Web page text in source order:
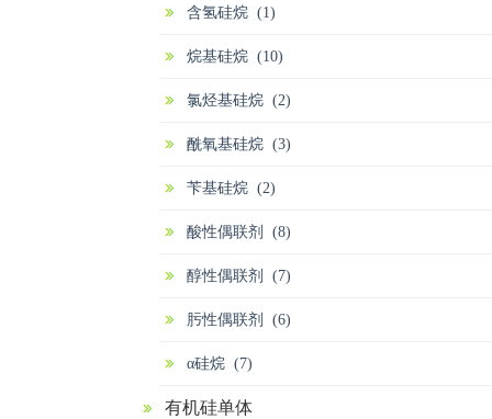
含氢硅烷 (1)
烷基硅烷 (10)
氯烃基硅烷 (2)
酰氧基硅烷 (3)
苄基硅烷 (2)
酸性偶联剂 (8)
醇性偶联剂 (7)
肟性偶联剂 (6)
α硅烷 (7)
有机硅单体